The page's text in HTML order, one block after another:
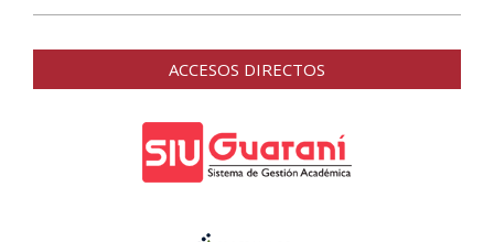
06-
26
ACCESOS DIRECTOS